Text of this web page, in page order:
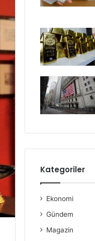
Kategoriler
Ekonomi
Gündem
Magazin